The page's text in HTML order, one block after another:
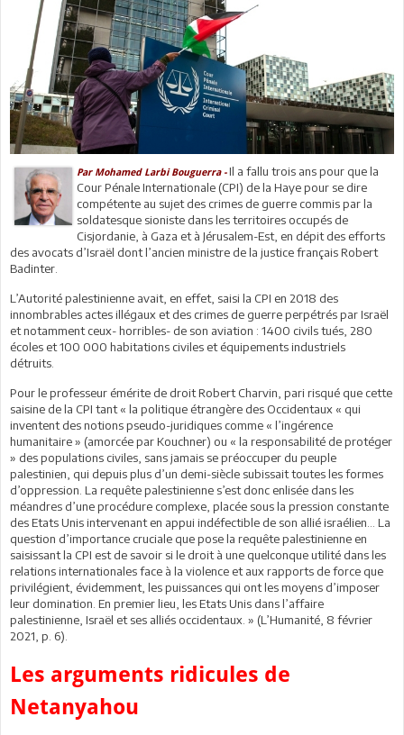
Par Mohamed Larbi Bouguerra -Il a fallu trois ans pour que la
Cour Pénale Internationale (CPI) de la Haye pour se dire
compétente au sujet des crimes de guerre commis par la
soldatesque sioniste dans les territoires occupés de
Cisjordanie, à Gaza et à Jérusalem-Est, en dépit des efforts
des avocats d’Israël dont l’ancien ministre de la justice français Robert
Badinter.
L’Autorité palestinienne avait, en effet, saisi la CPI en 2018 des
innombrables actes illégaux et des crimes de guerre perpétrés par Israël
et notamment ceux- horribles- de son aviation : 1400 civils tués, 280
écoles et 100 000 habitations civiles et équipements industriels
détruits.
Pour le professeur émérite de droit Robert Charvin, pari risqué que cette
saisine de la CPI tant « la politique étrangère des Occidentaux « qui
inventent des notions pseudo-juridiques comme « l’ingérence
humanitaire » (amorcée par Kouchner) ou « la responsabilité de protéger
» des populations civiles, sans jamais se préoccuper du peuple
palestinien, qui depuis plus d’un demi-siècle subissait toutes les formes
d’oppression. La requête palestinienne s’est donc enlisée dans les
méandres d’une procédure complexe, placée sous la pression constante
des Etats Unis intervenant en appui indéfectible de son allié israélien… La
question d’importance cruciale que pose la requête palestinienne en
saisissant la CPI est de savoir si le droit à une quelconque utilité dans les
relations internationales face à la violence et aux rapports de force que
privilégient, évidemment, les puissances qui ont les moyens d’imposer
leur domination. En premier lieu, les Etats Unis dans l’affaire
palestinienne, Israël et ses alliés occidentaux. » (L’Humanité, 8 février
2021, p. 6).
Les arguments ridicules de
Netanyahou